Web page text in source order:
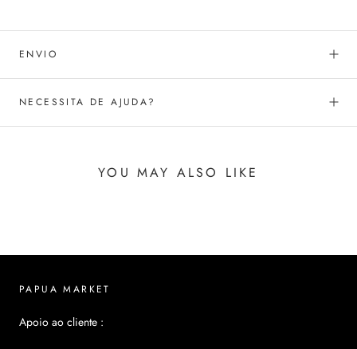
ENVIO
NECESSITA DE AJUDA?
YOU MAY ALSO LIKE
PAPUA MARKET
Apoio ao cliente :